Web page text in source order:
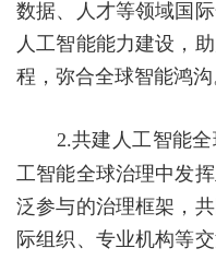
数据、人才等领域国
人工智能能力建设，
程，弥合全球智能鸿沟
2.共建人工智能全
工智能全球治理中发
泛参与的治理框架，
际组织、专业机构等